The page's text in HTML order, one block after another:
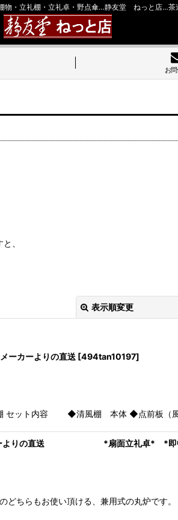
物・立礼棚・立礼卓・野点傘…静友堂 ねっと店…茶
お
、
表示順変更
カーよりの直送 [494tan10197]
セット内容 ◆清風棚 本体 ◆点前板（
ーカーよりの直送 *扇面立礼卓* *
お使い頂ける、兼用式の丸炉です。 ※